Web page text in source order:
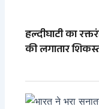
हल्दीघाटी का
की लगातार